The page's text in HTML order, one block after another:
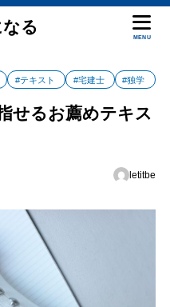
る
MENU
#テキスト #宅建士 #独学
せるお薦めテキス
letitbe